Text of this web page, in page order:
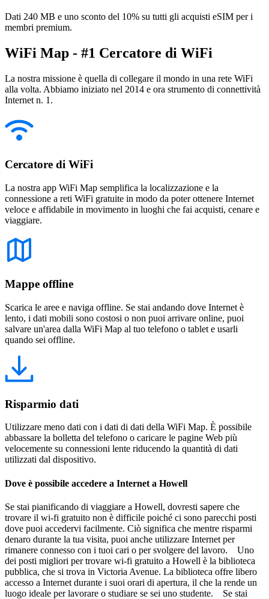
Dati 240 MB e uno sconto del 10% su tutti gli acquisti eSIM per i
membri premium.
WiFi Map - #1 Cercatore di WiFi
La nostra missione è quella di collegare il mondo in una rete WiFi
alla volta. Abbiamo iniziato nel 2014 e ora strumento di connettività
Internet n. 1.
Cercatore di WiFi
La nostra app WiFi Map semplifica la localizzazione e la
connessione a reti WiFi gratuite in modo da poter ottenere Internet
veloce e affidabile in movimento in luoghi che fai acquisti, cenare e
viaggiare.
Mappe offline
Scarica le aree e naviga offline. Se stai andando dove Internet è
lento, i dati mobili sono costosi o non puoi arrivare online, puoi
salvare un'area dalla WiFi Map al tuo telefono o tablet e usarli
quando sei offline.
Risparmio dati
Utilizzare meno dati con i dati di dati della WiFi Map. È possibile
abbassare la bolletta del telefono o caricare le pagine Web più
velocemente su connessioni lente riducendo la quantità di dati
utilizzati dal dispositivo.
Dove è possibile accedere a Internet a Howell
Se stai pianificando di viaggiare a Howell, dovresti sapere che
trovare il wi-fi gratuito non è difficile poiché ci sono parecchi posti
dove puoi accedervi facilmente. Ciò significa che mentre risparmi
denaro durante la tua visita, puoi anche utilizzare Internet per
rimanere connesso con i tuoi cari o per svolgere del lavoro. Uno
dei posti migliori per trovare wi-fi gratuito a Howell è la biblioteca
pubblica, che si trova in Victoria Avenue. La biblioteca offre libero
accesso a Internet durante i suoi orari di apertura, il che la rende un
luogo ideale per lavorare o studiare se sei uno studente. Se stai